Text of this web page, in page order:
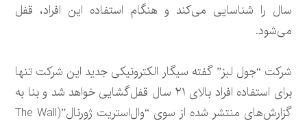
سال را شناسایی می‌کند و هنگام استفاده این افراد، قفل
می‌شود.
شرکت “جول لبز” گفته سیگار الکترونیکی جدید این شرکت تنها
برای استفاده افراد بالای ۲۱ سال قفل‌گشایی خواهد شد و بنا به
گزارش‌های منتشر شده از سوی “وال‌استریت ژورنال”(The Wall